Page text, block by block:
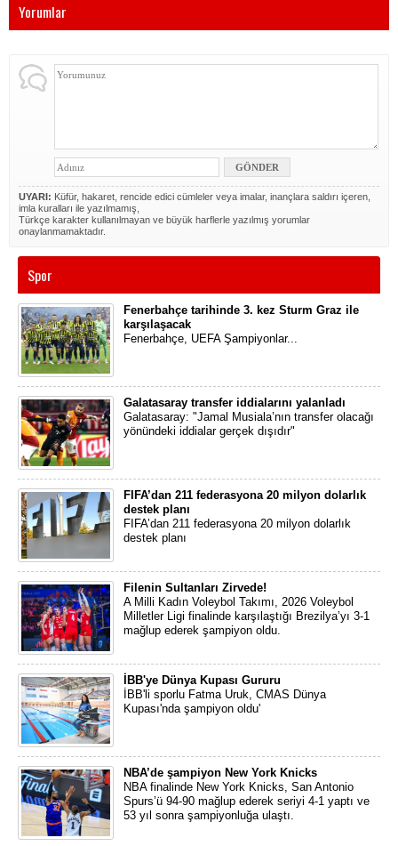
Yorumlar
UYARI: Küfür, hakaret, rencide edici cümleler veya imalar, inançlara saldırı içeren,
imla kuralları ile yazılmamış,
Türkçe karakter kullanılmayan ve büyük harflerle yazılmış yorumlar
onaylanmamaktadır.
Spor
Fenerbahçe tarihinde 3. kez Sturm Graz ile
karşılaşacak
Fenerbahçe, UEFA Şampiyonlar...
Galatasaray transfer iddialarını yalanladı
Galatasaray: "Jamal Musiala’nın transfer olacağı
yönündeki iddialar gerçek dışıdır"
FIFA’dan 211 federasyona 20 milyon dolarlık
destek planı
FIFA’dan 211 federasyona 20 milyon dolarlık
destek planı
Filenin Sultanları Zirvede!
A Milli Kadın Voleybol Takımı, 2026 Voleybol
Milletler Ligi finalinde karşılaştığı Brezilya’yı 3-1
mağlup ederek şampiyon oldu.
İBB'ye Dünya Kupası Gururu
İBB'li sporlu Fatma Uruk, CMAS Dünya
Kupası'nda şampiyon oldu'
NBA’de şampiyon New York Knicks
NBA finalinde New York Knicks, San Antonio
Spurs’ü 94-90 mağlup ederek seriyi 4-1 yaptı ve
53 yıl sonra şampiyonluğa ulaştı.